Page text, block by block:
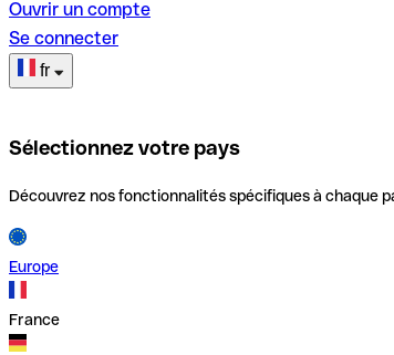
Ouvrir un compte
Se connecter
fr
Sélectionnez votre pays
Découvrez nos fonctionnalités spécifiques à chaque
Europe
France